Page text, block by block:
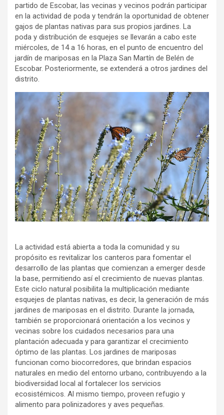
partido de Escobar, las vecinas y vecinos podrán participar
en la actividad de poda y tendrán la oportunidad de obtener
gajos de plantas nativas para sus propios jardines. La
poda y distribución de esquejes se llevarán a cabo este
miércoles, de 14 a 16 horas, en el punto de encuentro del
jardín de mariposas en la Plaza San Martín de Belén de
Escobar. Posteriormente, se extenderá a otros jardines del
distrito.
La actividad está abierta a toda la comunidad y su
propósito es revitalizar los canteros para fomentar el
desarrollo de las plantas que comienzan a emerger desde
la base, permitiendo así el crecimiento de nuevas plantas.
Este ciclo natural posibilita la multiplicación mediante
esquejes de plantas nativas, es decir, la generación de más
jardines de mariposas en el distrito. Durante la jornada,
también se proporcionará orientación a los vecinos y
vecinas sobre los cuidados necesarios para una
plantación adecuada y para garantizar el crecimiento
óptimo de las plantas. Los jardines de mariposas
funcionan como biocorredores, que brindan espacios
naturales en medio del entorno urbano, contribuyendo a la
biodiversidad local al fortalecer los servicios
ecosistémicos. Al mismo tiempo, proveen refugio y
alimento para polinizadores y aves pequeñas.